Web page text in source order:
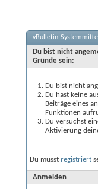
vBulletin-
Du bist nicht
Gründe sein:
Du bist nicht
Du hast keine
Beiträge eines
Funktionen
Du versuchst
Aktivierung
Du musst registriert
Anmelden